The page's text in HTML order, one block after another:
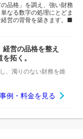
品格」を調え、強い財務
なる数字の処理にとどま
営の背骨を築きます。■
経営の品格を整え
拓く。
、濁りのない財務を維
事例・料金を見る